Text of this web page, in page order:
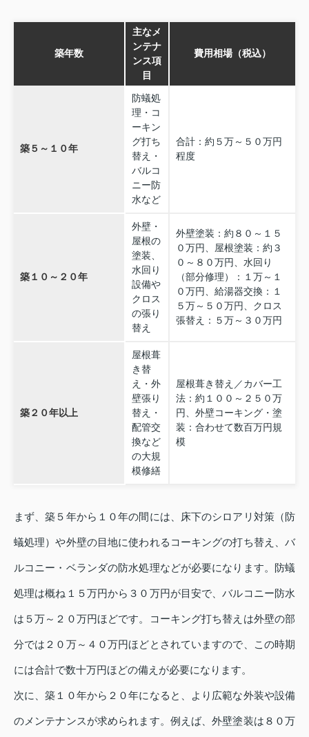
築年数
主なメ
ンテナ
ンス項
目
費用相場（税込）
築５～１０年
防蟻処
理・コ
ーキン
グ打ち
替え・
バルコ
ニー防
水など
合計：約５万～５０万円
程度
築１０～２０年
外壁・
屋根の
塗装、
水回り
設備や
クロス
の張り
替え
外壁塗装：約８０～１５
０万円、屋根塗装：約３
０～８０万円、水回り
（部分修理）：１万～１
０万円、給湯器交換：１
５万～５０万円、クロス
張替え：５万～３０万円
築２０年以上
屋根葺
き替
え・外
壁張り
替え・
配管交
換など
の大規
模修繕
屋根葺き替え／カバー工
法：約１００～２５０万
円、外壁コーキング・塗
装：合わせて数百万円規
模
まず、築５年から１０年の間には、床下のシロアリ対策（防
蟻処理）や外壁の目地に使われるコーキングの打ち替え、バ
ルコニー・ベランダの防水処理などが必要になります。防蟻
処理は概ね１５万円から３０万円が目安で、バルコニー防水
は５万～２０万円ほどです。コーキング打ち替えは外壁の部
分では２０万～４０万円ほどとされていますので、この時期
には合計で数十万円ほどの備えが必要になります。
次に、築１０年から２０年になると、より広範な外装や設備
のメンテナンスが求められます。例えば、外壁塗装は８０万